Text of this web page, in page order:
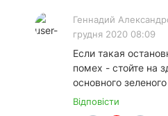
Геннадий
грудня 2020 08:09
Если такая
помех - стойте на
основного
Відповісти